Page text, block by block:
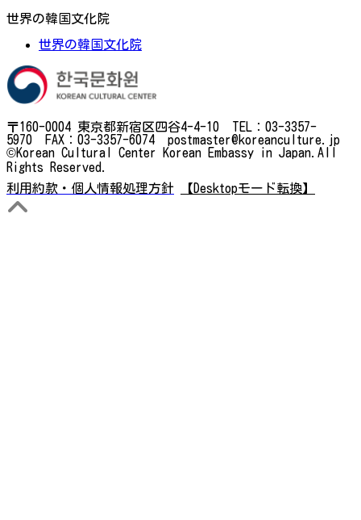
世界の韓国文化院
世界の韓国文化院
〒160-0004 東京都新宿区四谷4-4-10 TEL：03-3357-
5970 FAX：03-3357-6074 postmaster@koreanculture.jp
©Korean Cultural Center Korean Embassy in Japan.All
Rights Reserved.
利用約款・個人情報処理方針
【Desktopモード転換】